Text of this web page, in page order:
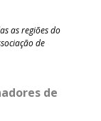
as regiões do
de
de